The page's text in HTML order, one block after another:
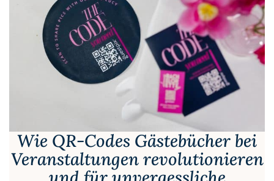
Wie QR-Codes Gästebücher bei
Veranstaltungen revolutionieren